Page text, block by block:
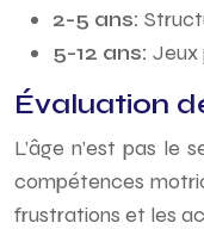
2-5 ans:
5-12 ans: Jeux
Évaluation
L’âge n’est pas
compétences
frustrations et les